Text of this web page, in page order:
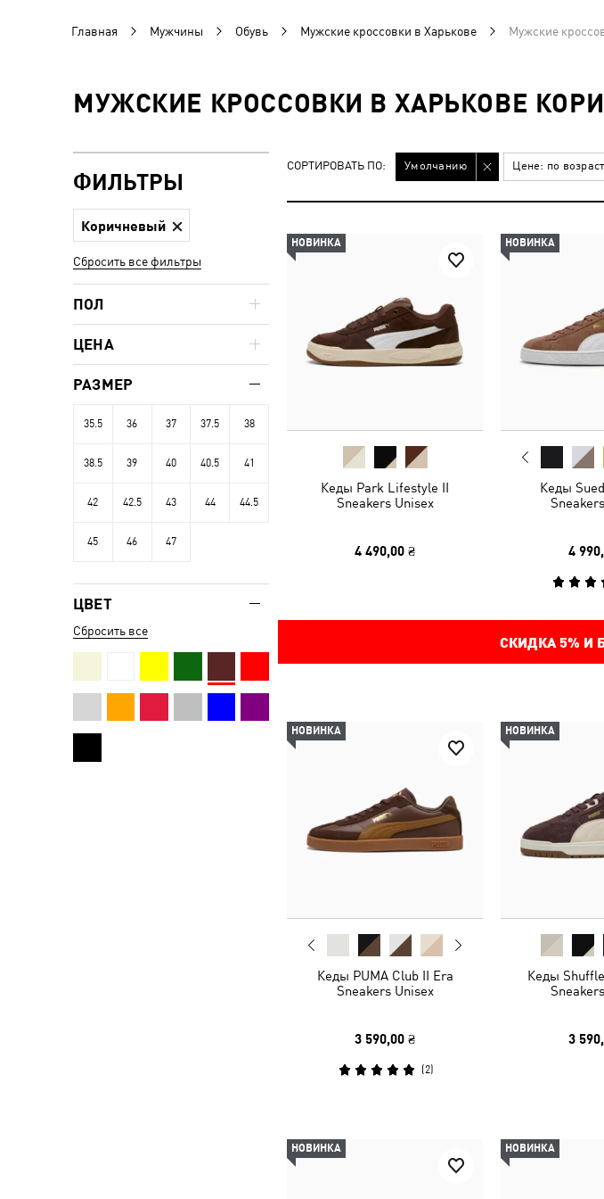
Главная Мужчины Обувь Мужские кроссовки в Харькове Мужские
МУЖСКИЕ КРОССОВКИ В ХАРЬКОВЕ
СОРТИРОВАТЬ ПО: Умолчанию Цене: по
НОВИНКА
Кеды Park Lifestyle II
Sneakers Unisex
4 490,00 ₴
НОВИНКА
Кеды
4
СКИДКА 5% И
НОВИНКА
Кеды PUMA Club II Era
Sneakers Unisex
3 590,00 ₴
(2)
НОВИНКА
Кеды
3
НОВИНКА НОВИНКА
ФИЛЬТРЫ
Коричневый
Сбросить все фильтры
ПОЛ
ЦЕНА
РАЗМЕР
35.5 36 37 37.5 38
38.5 39 40 40.5 41
42 42.5 43 44 44.5
45 46 47
ЦВЕТ
Сбросить все